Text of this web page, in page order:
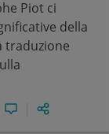
Piot ci
della
traduzione